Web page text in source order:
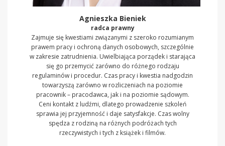
Agnieszka Bieniek
radca prawny
Zajmuje się kwestiami związanymi z szeroko rozumianym
prawem pracy i ochroną danych osobowych, szczególnie
w zakresie zatrudnienia. Uwielbiająca porządek i starająca
się go przemycić zarówno do różnego rodzaju
regulaminów i procedur. Czas pracy i kwestia nadgodzin
towarzyszą zarówno w rozliczeniach na poziomie
pracownik – pracodawca, jak i na poziomie sądowym.
Ceni kontakt z ludźmi, dlatego prowadzenie szkoleń
sprawia jej przyjemność i daje satysfakcje. Czas wolny
spędza z rodziną na różnych podróżach tych
rzeczywistych i tych z książek i filmów.